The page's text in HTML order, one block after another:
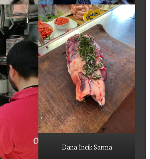
Dana İncik Sarma